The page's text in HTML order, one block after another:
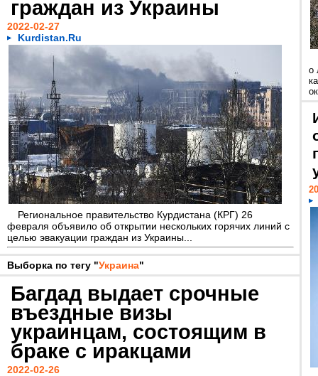
граждан из Украины
2022-02-27
Kurdistan.Ru
Региональное правительство Курдистана (КРГ) 26
февраля объявило об открытии нескольких горячих линий с
целью эвакуации граждан из Украины...
Выборка по тегу "Украина"
Багдад выдает срочные
въездные визы
украинцам, состоящим в
браке с иракцами
2022-02-26
о